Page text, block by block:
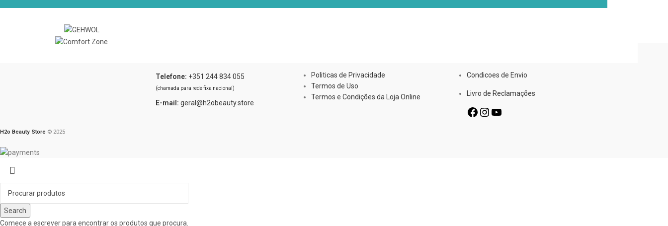
Telefone: +351 244 834 055
(chamada para rede fixa nacional)
E-mail: geral@h2obeauty.store
Politicas de Privacidade
Termos de Uso
Termos e Condições da Loja Online
Condicoes de Envio
Livro de Reclamações
H2o Beauty Store © 2025
Search
Comece a escrever para encontrar os produtos que procura.